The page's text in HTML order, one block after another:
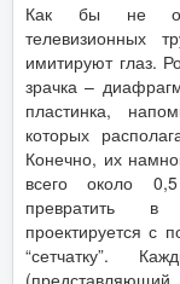
Как бы не
телевизионных
имитируют глаз.
зрачка –
пластинка,
которых
Конечно, их
всего около
превратить в
проектируется с
“сетчатку”.